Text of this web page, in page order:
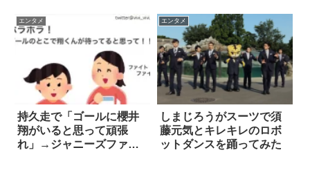
エンタメ
持久走で「ゴールに櫻井
翔がいると思って頑張
れ」→ジャニーズファン
エンタメ
しまじろうがスーツで須
藤元気とキレキレのロボ
ットダンスを踊ってみた